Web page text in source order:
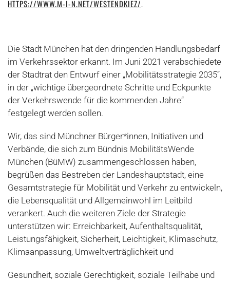
HTTPS://WWW.M-I-N.NET/WESTENDKIEZ/.
Die Stadt München hat den dringenden Handlungsbedarf
im Verkehrssektor erkannt. Im Juni 2021 verabschiedete
der Stadtrat den Entwurf einer „Mobilitätsstrategie 2035“,
in der „wichtige übergeordnete Schritte und Eckpunkte
der Verkehrswende für die kommenden Jahre“
festgelegt werden sollen.
Wir, das sind Münchner Bürger*innen, Initiativen und
Verbände, die sich zum Bündnis MobilitätsWende
München (BüMW) zusammengeschlossen haben,
begrüßen das Bestreben der Landeshauptstadt, eine
Gesamtstrategie für Mobilität und Verkehr zu entwickeln,
die Lebensqualität und Allgemeinwohl im Leitbild
verankert. Auch die weiteren Ziele der Strategie
unterstützen wir: Erreichbarkeit, Aufenthaltsqualität,
Leistungsfähigkeit, Sicherheit, Leichtigkeit, Klimaschutz,
Klimaanpassung, Umweltverträglichkeit und
Gesundheit, soziale Gerechtigkeit, soziale Teilhabe und